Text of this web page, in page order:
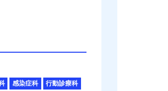
感染症科
行動診療科